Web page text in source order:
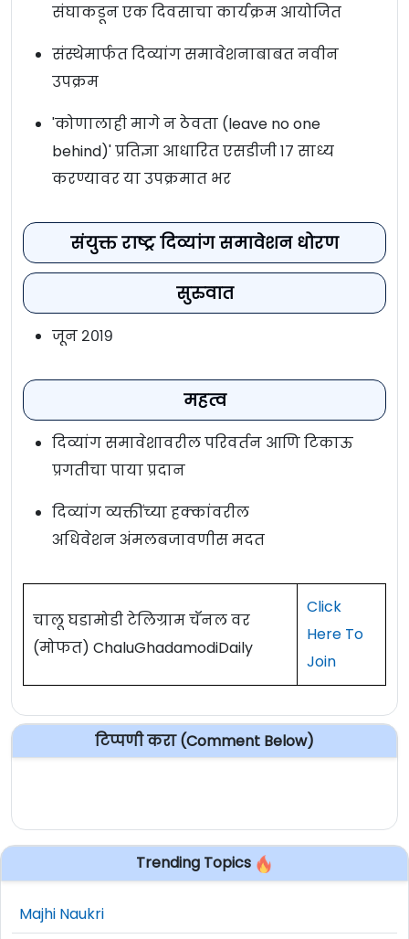
संघाकडून एक दिवसाचा कार्यक्रम आयोजित
संस्थेमार्फत दिव्यांग समावेशनाबाबत नवीन
उपक्रम
'कोणालाही मागे न ठेवता (leave no one
behind)' प्रतिज्ञा आधारित एसडीजी १७ साध्य
करण्यावर या उपक्रमात भर
संयुक्त राष्ट्र दिव्यांग समावेशन धोरण
सुरुवात
जून २०१९
महत्व
दिव्यांग समावेशावरील परिवर्तन आणि टिकाऊ
प्रगतीचा पाया प्रदान
दिव्यांग व्यक्तींच्या हक्कांवरील
अधिवेशन अंमलबजावणीस मदत
चालू घडामोडी टेलिग्राम चॅनल वर
(मोफत) ChaluGhadamodiDaily
Click
Here To
Join
टिप्पणी करा (Comment Below)
Trending Topics
Majhi Naukri